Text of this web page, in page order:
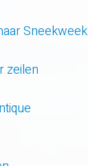
Sneekweek
zeilen